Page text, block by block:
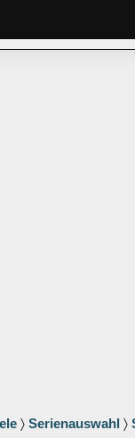
〉 Serienauswahl 〉